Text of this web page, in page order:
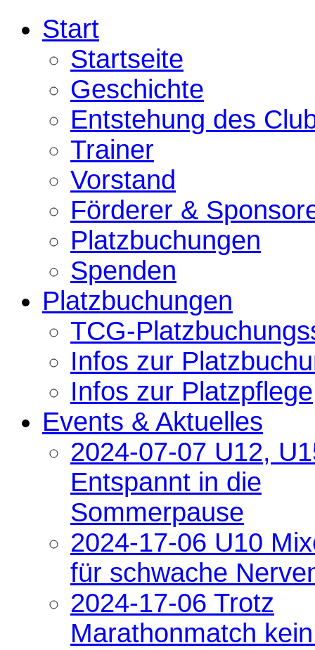
Start
Startseite
Geschichte
Entstehung des
Trainer
Vorstand
Förderer &
Platzbuchungen
Spenden
Platzbuchungen
TCG-
Infos zur
Infos zur Platzpflege
Events & Aktuelles
2024-07-07 U12,
Entspannt in die
Sommerpause
2024-17-06 U10
für schwache
2024-17-06 Trotz
Marathonmatch